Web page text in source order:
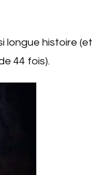
longue histoire (et
44 fois).